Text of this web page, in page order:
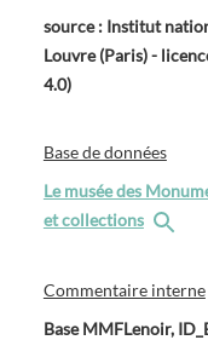
source : Institut
Louvre (Paris) -
4.0)
Base de données
Le musée des
et collections
Commentaire interne
Base MMFLenoir,